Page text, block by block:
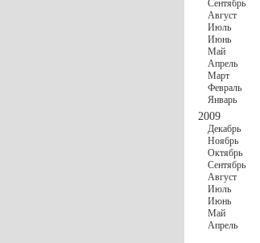
Сентябрь
Август
Июль
Июнь
Май
Апрель
Март
Февраль
Январь
2009
Декабрь
Ноябрь
Октябрь
Сентябрь
Август
Июль
Июнь
Май
Апрель